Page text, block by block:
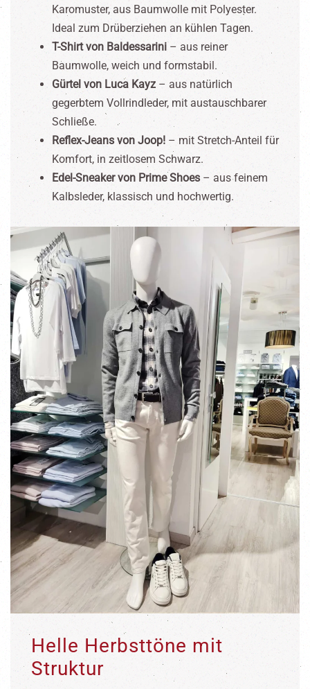
Karomuster, aus Baumwolle mit Polyester.
Ideal zum Drüberziehen an kühlen Tagen.
T-Shirt von Baldessarini – aus reiner
Baumwolle, weich und formstabil.
Gürtel von Luca Kayz – aus natürlich
gegerbtem Vollrindleder, mit austauschbarer
Schließe.
Reflex-Jeans von Joop! – mit Stretch-Anteil für
Komfort, in zeitlosem Schwarz.
Edel-Sneaker von Prime Shoes – aus feinem
Kalbsleder, klassisch und hochwertig.
Helle Herbsttöne mit
Struktur